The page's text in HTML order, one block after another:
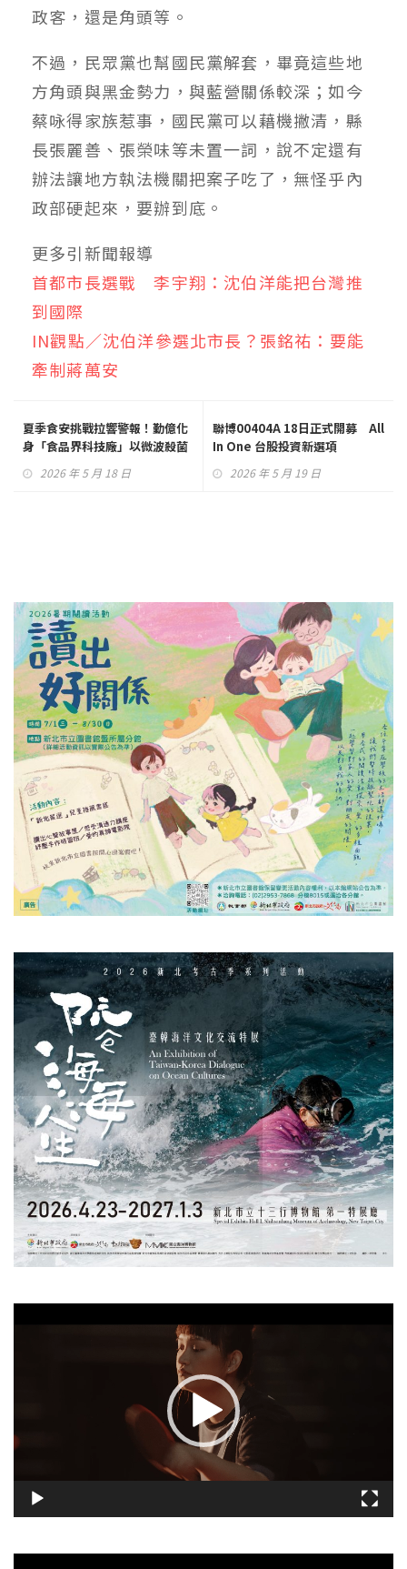
政客，還是角頭等。
不過，民眾黨也幫國民黨解套，畢竟這些地
方角頭與黑金勢力，與藍營關係較深；如今
蔡咏得家族惹事，國民黨可以藉機撇清，縣
長張麗善、張榮味等未置一詞，說不定還有
辦法讓地方執法機關把案子吃了，無怪乎內
政部硬起來，要辦到底。
更多引新聞報導
首都市長選戰 李宇翔：沈伯洋能把台灣推
到國際
IN觀點／沈伯洋參選北市長？張銘祐：要能
牽制蔣萬安
夏季食安挑戰拉響警報！勤億化
身「食品界科技廠」以微波殺菌
2026 年 5 月 18 日
聯博00404A 18日正式開募 All
In One 台股投資新選項
2026 年 5 月 19 日